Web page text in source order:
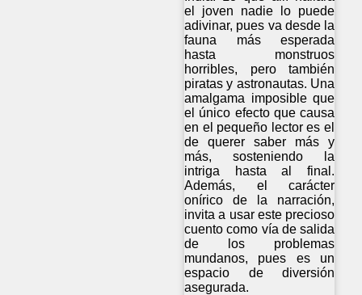
el joven nadie lo puede
adivinar, pues va desde la
fauna más esperada
hasta monstruos
horribles, pero también
piratas y astronautas. Una
amalgama imposible que
el único efecto que causa
en el pequeño lector es el
de querer saber más y
más, sosteniendo la
intriga hasta al final.
Además, el carácter
onírico de la narración,
invita a usar este precioso
cuento como vía de salida
de los problemas
mundanos, pues es un
espacio de diversión
asegurada.